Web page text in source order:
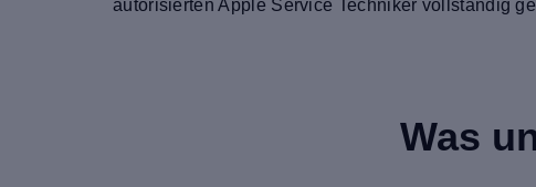
autorisierten Apple Service Techniker vollständig
Was